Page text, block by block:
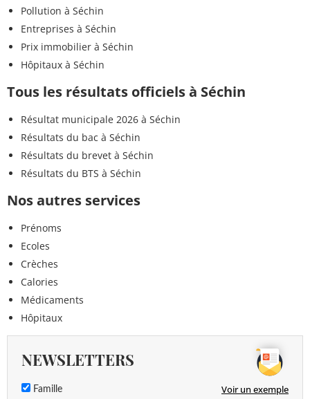
Pollution à Séchin
Entreprises à Séchin
Prix immobilier à Séchin
Hôpitaux à Séchin
Tous les résultats officiels à Séchin
Résultat municipale 2026 à Séchin
Résultats du bac à Séchin
Résultats du brevet à Séchin
Résultats du BTS à Séchin
Nos autres services
Prénoms
Ecoles
Crèches
Calories
Médicaments
Hôpitaux
NEWSLETTERS
Famille Voir un exemple